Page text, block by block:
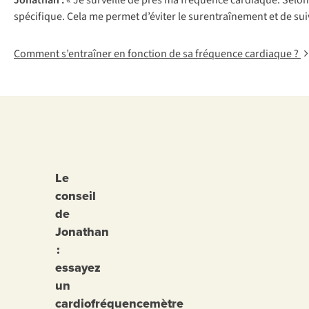
spécifique. Cela me permet d’éviter le surentraînement et de
Comment s’entraîner en fonction de sa fréquence cardiaque ?
Le
conseil
de
Jonathan
:
essayez
un
cardiofréquencemètre